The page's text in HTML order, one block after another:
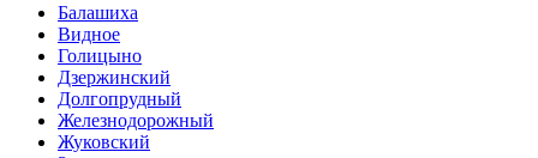
Балашиха
Видное
Голицыно
Дзержинский
Долгопрудный
Железнодорожный
Жуковский